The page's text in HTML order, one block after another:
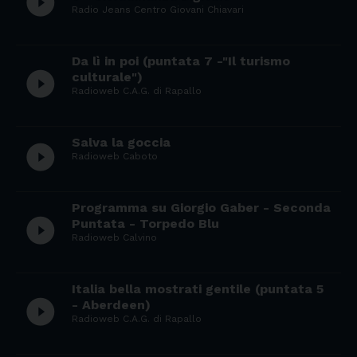
Radio Jeans Centro Giovani Chiavari
play_circle_filled
Da lì in poi (puntata 7 -"Il turismo
culturale")
Radioweb C.A.G. di Rapallo
play_circle_filled Salva la goccia
Radioweb Caboto
play_circle_filled
Programma su Giorgio Gaber - Seconda
Puntata - Torpedo Blu
Radioweb Calvino
play_circle_filled
Italia bella mostrati gentile (puntata 5
- Aberdeen)
Radioweb C.A.G. di Rapallo